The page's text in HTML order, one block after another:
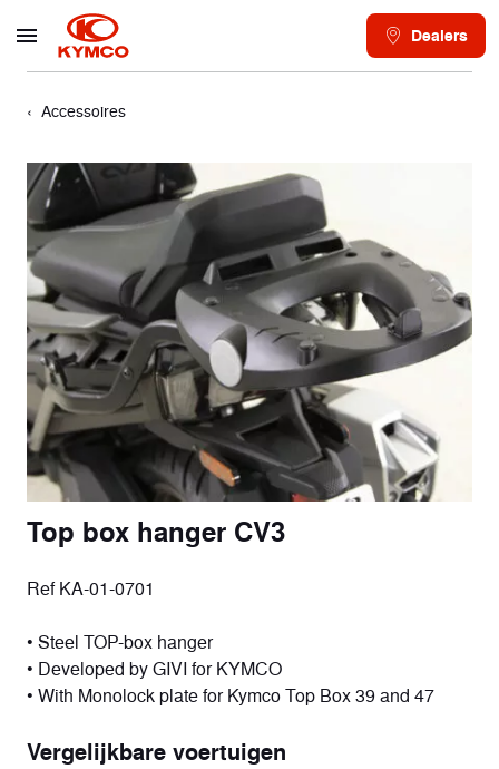
Dealers
Accessoires
Top box hanger CV3
Ref KA-01-0701
• Steel TOP-box hanger
• Developed by GIVI for KYMCO
• With Monolock plate for Kymco Top Box 39 and 47
Vergelijkbare voertuigen